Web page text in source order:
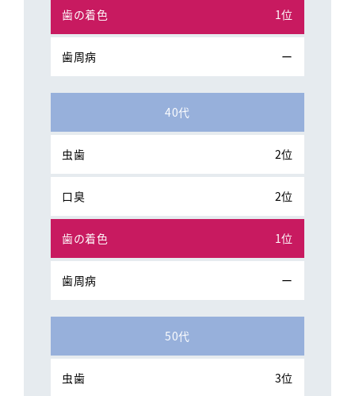
1位
ー
40代
2位
2位
1位
ー
50代
3位